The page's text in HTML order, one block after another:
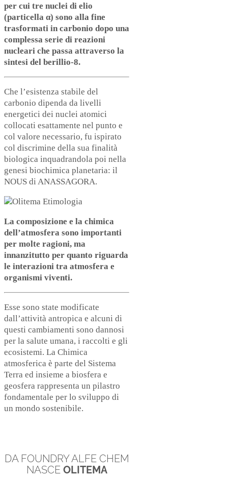
per cui tre nuclei di elio
(particella α) sono alla fine
trasformati in carbonio dopo una
complessa serie di reazioni
nucleari che passa attraverso la
sintesi del berillio-8.
Che l’esistenza stabile del
carbonio dipenda da livelli
energetici dei nuclei atomici
collocati esattamente nel punto e
col valore necessario, fu ispirato
col discrimine della sua finalità
biologica inquadrandola poi nella
genesi biochimica planetaria: il
NOUS di ANASSAGORA.
La composizione e la chimica
dell’atmosfera sono importanti
per molte ragioni, ma
innanzitutto per quanto riguarda
le interazioni tra atmosfera e
organismi viventi.
Esse sono state modificate
dall’attività antropica e alcuni di
questi cambiamenti sono dannosi
per la salute umana, i raccolti e gli
ecosistemi. La Chimica
atmosferica è parte del Sistema
Terra ed insieme a biosfera e
geosfera rappresenta un pilastro
fondamentale per lo sviluppo di
un mondo sostenibile.
DA FOUNDRY ALFE CHEM
NASCE OLITEMA